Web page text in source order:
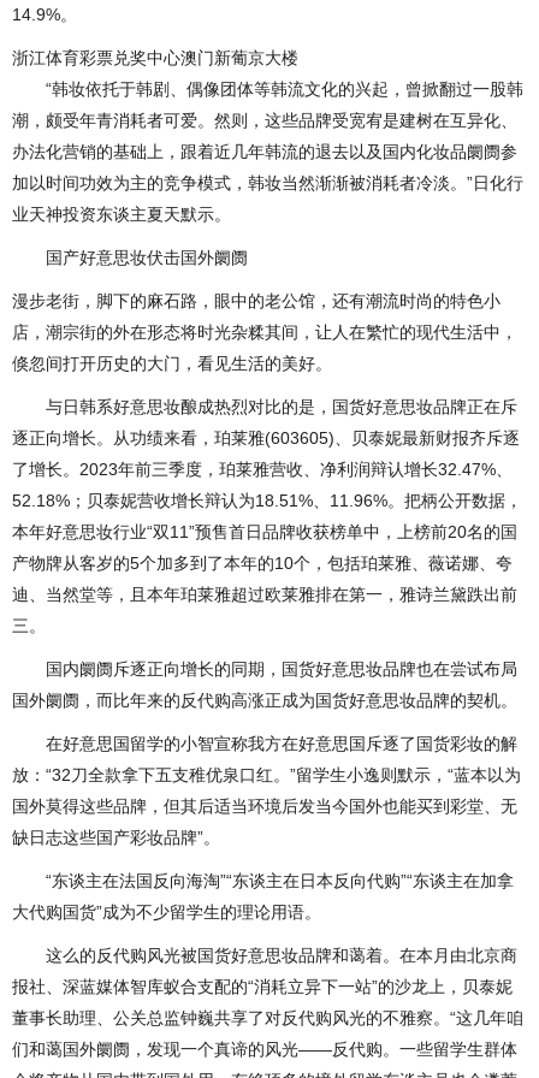
14.9%。
浙江体育彩票兑奖中心澳门新葡京大楼
“韩妆依托于韩剧、偶像团体等韩流文化的兴起，曾掀翻过一股韩
潮，颇受年青消耗者可爱。然则，这些品牌受宽宥是建树在互异化、
办法化营销的基础上，跟着近几年韩流的退去以及国内化妆品阛阓参
加以时间功效为主的竞争模式，韩妆当然渐渐被消耗者冷淡。”日化行
业天神投资东谈主夏天默示。
国产好意思妆伏击国外阛阓
漫步老街，脚下的麻石路，眼中的老公馆，还有潮流时尚的特色小
店，潮宗街的外在形态将时光杂糅其间，让人在繁忙的现代生活中，
倏忽间打开历史的大门，看见生活的美好。
与日韩系好意思妆酿成热烈对比的是，国货好意思妆品牌正在斥
逐正向增长。从功绩来看，珀莱雅(603605)、贝泰妮最新财报齐斥逐
了增长。2023年前三季度，珀莱雅营收、净利润辩认增长32.47%、
52.18%；贝泰妮营收增长辩认为18.51%、11.96%。把柄公开数据，
本年好意思妆行业“双11”预售首日品牌收获榜单中，上榜前20名的国
产物牌从客岁的5个加多到了本年的10个，包括珀莱雅、薇诺娜、夸
迪、当然堂等，且本年珀莱雅超过欧莱雅排在第一，雅诗兰黛跌出前
三。
国内阛阓斥逐正向增长的同期，国货好意思妆品牌也在尝试布局
国外阛阓，而比年来的反代购高涨正成为国货好意思妆品牌的契机。
在好意思国留学的小智宣称我方在好意思国斥逐了国货彩妆的解
放：“32刀全款拿下五支稚优泉口红。”留学生小逸则默示，“蓝本以为
国外莫得这些品牌，但其后适当环境后发当今国外也能买到彩堂、无
缺日志这些国产彩妆品牌”。
“东谈主在法国反向海淘”“东谈主在日本反向代购”“东谈主在加拿
大代购国货”成为不少留学生的理论用语。
这么的反代购风光被国货好意思妆品牌和蔼着。在本月由北京商
报社、深蓝媒体智库蚁合支配的“消耗立异下一站”的沙龙上，贝泰妮
董事长助理、公关总监钟巍共享了对反代购风光的不雅察。“这几年咱
们和蔼国外阛阓，发现一个真谛的风光——反代购。一些留学生群体